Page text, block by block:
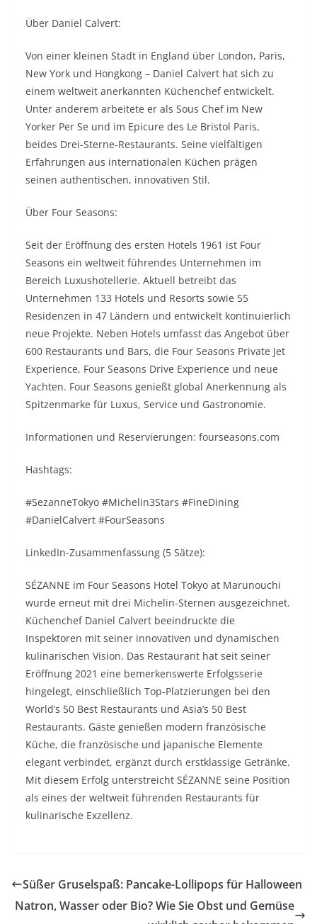
Über Daniel Calvert:
Von einer kleinen Stadt in England über London, Paris,
New York und Hongkong – Daniel Calvert hat sich zu
einem weltweit anerkannten Küchenchef entwickelt.
Unter anderem arbeitete er als Sous Chef im New
Yorker Per Se und im Epicure des Le Bristol Paris,
beides Drei-Sterne-Restaurants. Seine vielfältigen
Erfahrungen aus internationalen Küchen prägen
seinen authentischen, innovativen Stil.
Über Four Seasons:
Seit der Eröffnung des ersten Hotels 1961 ist Four
Seasons ein weltweit führendes Unternehmen im
Bereich Luxushotellerie. Aktuell betreibt das
Unternehmen 133 Hotels und Resorts sowie 55
Residenzen in 47 Ländern und entwickelt kontinuierlich
neue Projekte. Neben Hotels umfasst das Angebot über
600 Restaurants und Bars, die Four Seasons Private Jet
Experience, Four Seasons Drive Experience und neue
Yachten. Four Seasons genießt global Anerkennung als
Spitzenmarke für Luxus, Service und Gastronomie.
Informationen und Reservierungen: fourseasons.com
Hashtags:
#SezanneTokyo #Michelin3Stars #FineDining
#DanielCalvert #FourSeasons
LinkedIn-Zusammenfassung (5 Sätze):
SÉZANNE im Four Seasons Hotel Tokyo at Marunouchi
wurde erneut mit drei Michelin-Sternen ausgezeichnet.
Küchenchef Daniel Calvert beeindruckte die
Inspektoren mit seiner innovativen und dynamischen
kulinarischen Vision. Das Restaurant hat seit seiner
Eröffnung 2021 eine bemerkenswerte Erfolgsserie
hingelegt, einschließlich Top-Platzierungen bei den
World’s 50 Best Restaurants und Asia’s 50 Best
Restaurants. Gäste genießen modern französische
Küche, die französische und japanische Elemente
elegant verbindet, ergänzt durch erstklassige Getränke.
Mit diesem Erfolg unterstreicht SÉZANNE seine Position
als eines der weltweit führenden Restaurants für
kulinarische Exzellenz.
Süßer Gruselspaß: Pancake-Lollipops für Halloween
Natron, Wasser oder Bio? Wie Sie Obst und Gemüse